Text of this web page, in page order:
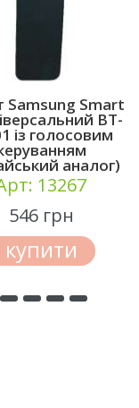
Samsung Smart
BT-
із голосовим
аналог)
13267
546 грн
купити